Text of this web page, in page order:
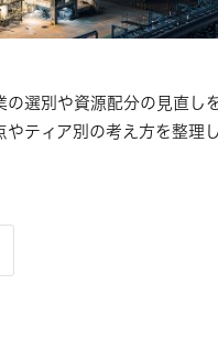
選別や資源配分の見直し
ティア別の考え方を整理